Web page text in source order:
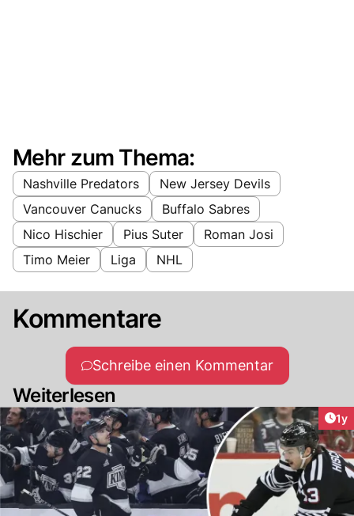
Mehr zum Thema:
Nashville Predators
New Jersey Devils
Vancouver Canucks
Buffalo Sabres
Nico Hischier
Pius Suter
Roman Josi
Timo Meier
Liga NHL
Kommentare
Schreibe einen Kommentar
Weiterlesen
1y